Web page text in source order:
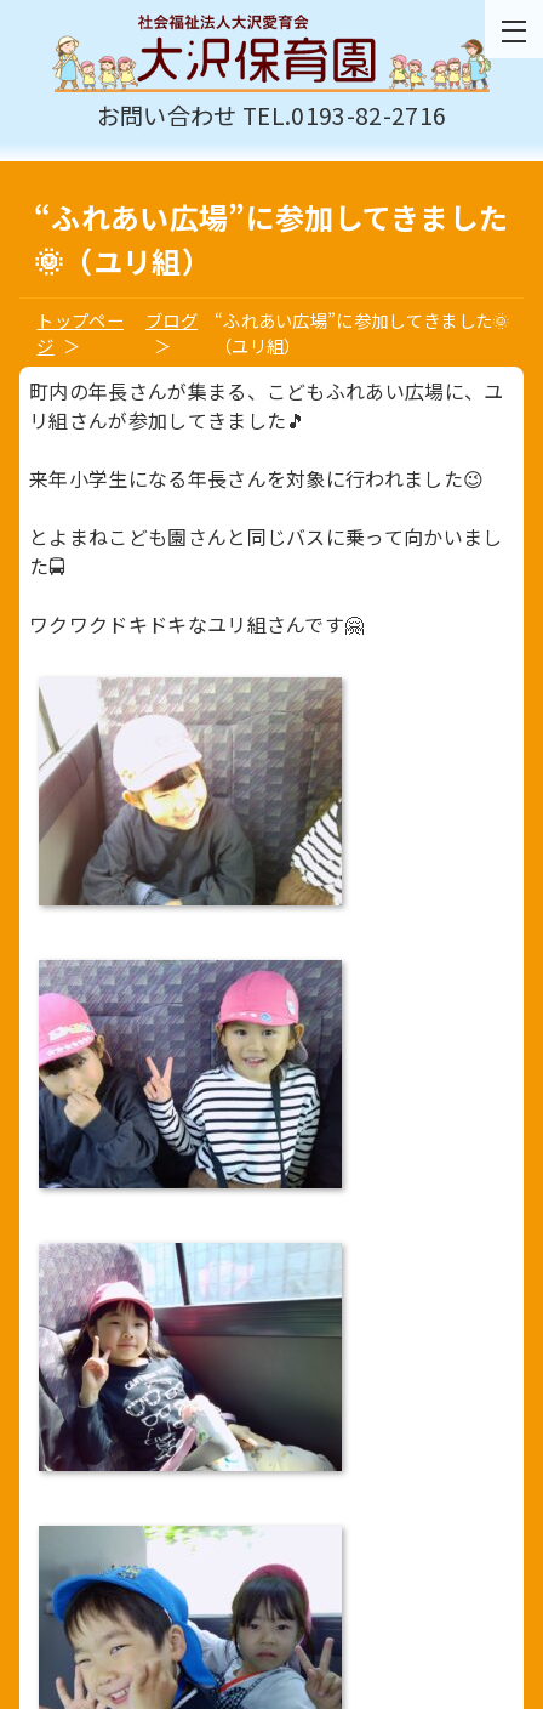
お問い合わせ TEL.0193-82-2716
“ふれあい広場”に参加してきました
🌞（ユリ組）
トップペー
ジ
ブログ
“ふれあい広場”に参加してきました🌞
（ユリ組）
町内の年長さんが集まる、こどもふれあい広場に、ユ
リ組さんが参加してきました🎵
来年小学生になる年長さんを対象に行われました😉
とよまねこども園さんと同じバスに乗って向かいまし
た🚍
ワクワクドキドキなユリ組さんです🤗